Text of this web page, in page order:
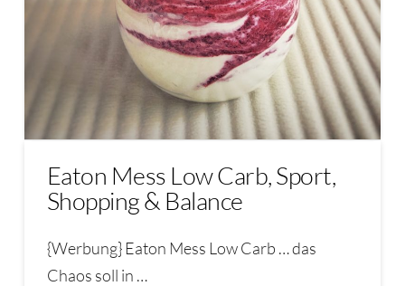
Eaton Mess Low Carb, Sport,
Shopping & Balance
{Werbung} Eaton Mess Low Carb … das
Chaos soll in …